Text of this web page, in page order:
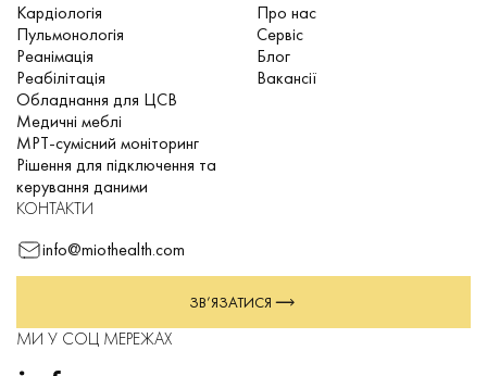
Кардіологія
Пульмонологія
Реанімація
Реабілітація
Обладнання для ЦСВ
Медичні меблі
МРТ-сумісний моніторинг
Рішення для підключення та
керування даними
Про нас
Сервіс
Блог
Вакансії
КОНТАКТИ
info@miothealth.com
ЗВ’ЯЗАТИСЯ
МИ У СОЦ МЕРЕЖАХ